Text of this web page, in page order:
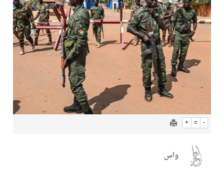
سيل الخير يروي ملاعب الكوكب
كأس العالم للرياضات الإلكترونية شاهد على ريادة المملكة والنهضة الشاملة فيها
كأس العالم للرياضات الإلكترونية: فريق Karmine Corp الفرنسي بطلًا لبطولة Rocket League
+ = -
واس